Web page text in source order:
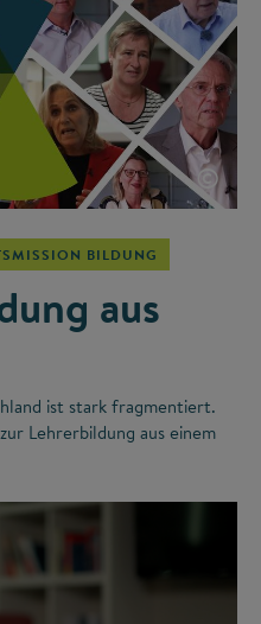
©
BILDUNG
aus
ist stark fragmentiert.
Lehrerbildung aus einem